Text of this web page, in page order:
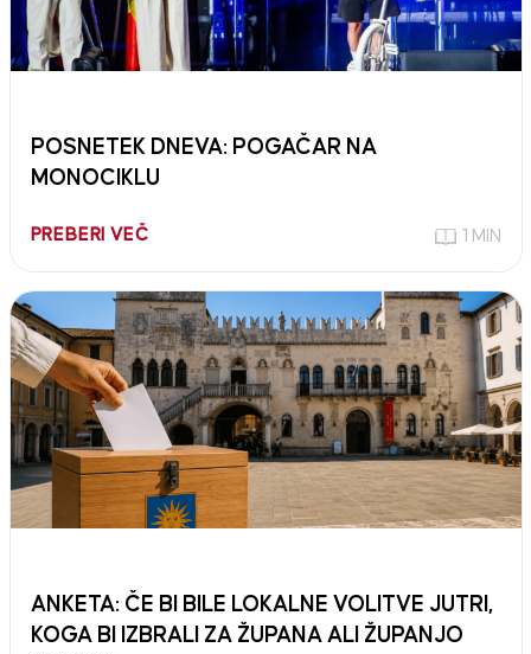
POSNETEK DNEVA: POGAČAR NA
MONOCIKLU
PREBERI VEČ 1 MIN
ANKETA: ČE BI BILE LOKALNE VOLITVE JUTRI,
KOGA BI IZBRALI ZA ŽUPANA ALI ŽUPANJO